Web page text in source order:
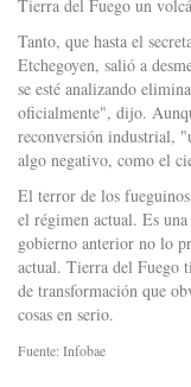
Tierra del Fuego un
Tanto, que hasta el
Etchegoyen, salió a
se esté analizando
oficialmente", dijo.
reconversión industrial,
algo negativo, como el
El terror de los
el régimen actual. Es
gobierno anterior no lo
actual. Tierra del Fuego
de transformación que
cosas en serio.
Fuente: Infobae